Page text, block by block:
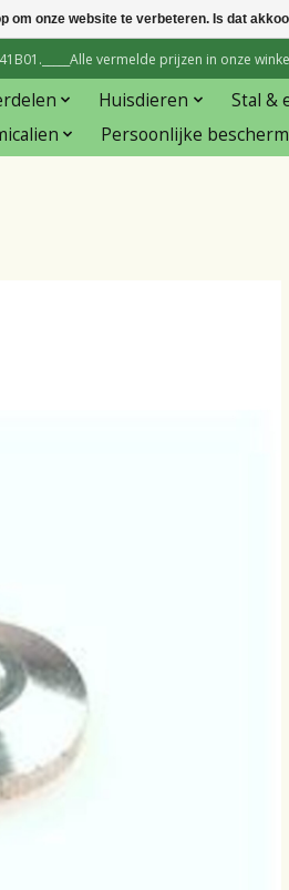
vermelde prijzen in onze
Huisdieren Stal &
Persoonlijke
om onze website te verbeteren. Is dat